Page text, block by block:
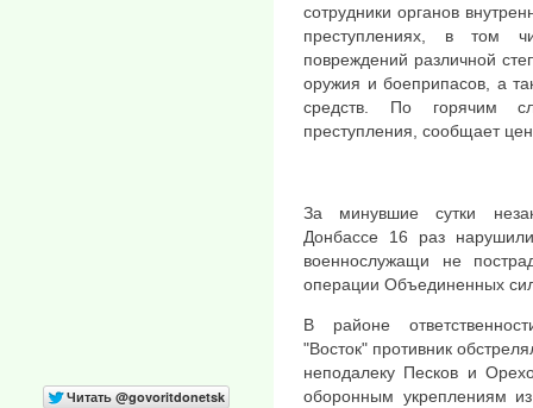
сотрудники органов
преступлениях, в том
повреждений различной
оружия и боеприпасов, а
средств. По горячим
преступления, сообщает
За минувшие сутки
Донбассе 16 раз
военнослужащи не
операции Объединенных
В районе
"Восток" противник
неподалеку Песков и
оборонным укреплениям